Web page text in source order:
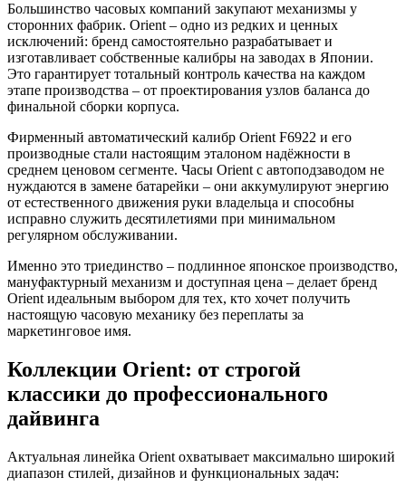
Большинство часовых компаний закупают механизмы у
сторонних фабрик. Orient – одно из редких и ценных
исключений: бренд самостоятельно разрабатывает и
изготавливает собственные калибры на заводах в Японии.
Это гарантирует тотальный контроль качества на каждом
этапе производства – от проектирования узлов баланса до
финальной сборки корпуса.
Фирменный автоматический калибр Orient F6922 и его
производные стали настоящим эталоном надёжности в
среднем ценовом сегменте. Часы Orient с автоподзаводом не
нуждаются в замене батарейки – они аккумулируют энергию
от естественного движения руки владельца и способны
исправно служить десятилетиями при минимальном
регулярном обслуживании.
Именно это триединство – подлинное японское производство,
мануфактурный механизм и доступная цена – делает бренд
Orient идеальным выбором для тех, кто хочет получить
настоящую часовую механику без переплаты за
маркетинговое имя.
Коллекции Orient: от строгой
классики до профессионального
дайвинга
Актуальная линейка Orient охватывает максимально широкий
диапазон стилей, дизайнов и функциональных задач: